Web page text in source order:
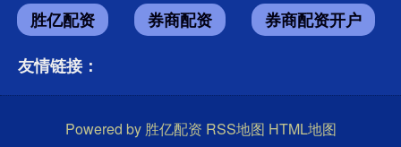
胜亿配资 券商配资
券商配资开户
友情链接：
Powered by 胜亿配资 RSS地图 HTML地图